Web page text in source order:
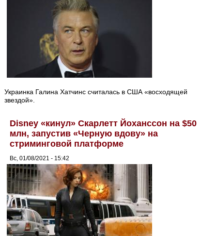
Украинка Галина Хатчинс считалась в США «восходящей
звездой».
Disney «кинул» Скарлетт Йоханссон на $50
млн, запустив «Черную вдову» на
стриминговой платформе
Вс, 01/08/2021 - 15:42